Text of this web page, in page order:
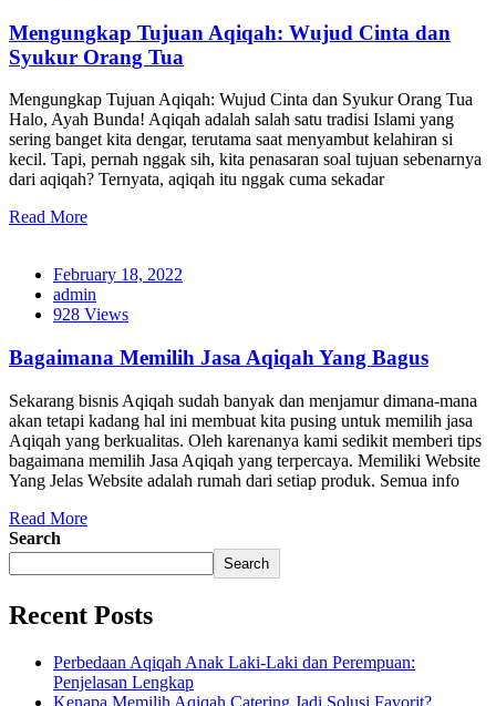
Mengungkap Tujuan Aqiqah: Wujud Cinta dan
Syukur Orang Tua
Mengungkap Tujuan Aqiqah: Wujud Cinta dan Syukur Orang Tua
Halo, Ayah Bunda! Aqiqah adalah salah satu tradisi Islami yang
sering banget kita dengar, terutama saat menyambut kelahiran si
kecil. Tapi, pernah nggak sih, kita penasaran soal tujuan sebenarnya
dari aqiqah? Ternyata, aqiqah itu nggak cuma sekadar
Read More
February 18, 2022
admin
928 Views
Bagaimana Memilih Jasa Aqiqah Yang Bagus
Sekarang bisnis Aqiqah sudah banyak dan menjamur dimana-mana
akan tetapi kadang hal ini membuat kita pusing untuk memilih jasa
Aqiqah yang berkualitas. Oleh karenanya kami sedikit memberi tips
bagaimana memilih Jasa Aqiqah yang terpercaya. Memiliki Website
Yang Jelas Website adalah rumah dari setiap produk. Semua info
Read More
Search
Search
Recent Posts
Perbedaan Aqiqah Anak Laki-Laki dan Perempuan:
Penjelasan Lengkap
Kenapa Memilih Aqiqah Catering Jadi Solusi Favorit?